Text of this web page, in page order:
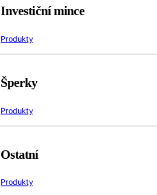
Investiční mince
Produkty
Šperky
Produkty
Ostatní
Produkty